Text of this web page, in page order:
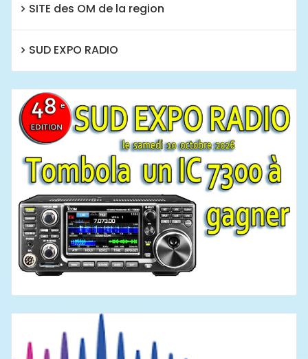
SITE des OM de la region
SUD EXPO RADIO